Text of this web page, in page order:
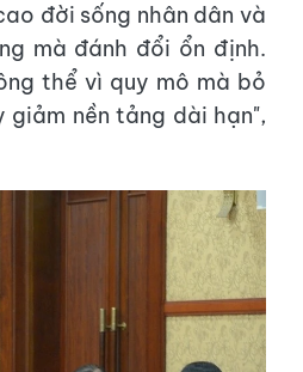
đời sống nhân dân và
mà đánh đổi ổn định.
thể vì quy mô mà bỏ
giảm nền tảng dài hạn",